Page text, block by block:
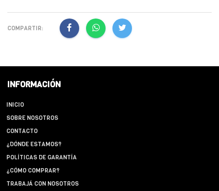
COMPARTIR:
INFORMACIÓN
INICIO
SOBRE NOSOTROS
CONTACTO
¿DÓNDE ESTAMOS?
POLÍTICAS DE GARANTÍA
¿CÓMO COMPRAR?
TRABAJÁ CON NOSOTROS